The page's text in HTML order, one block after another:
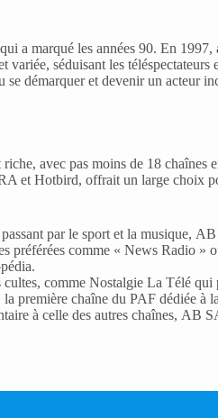
a marqué les années 90. En 1997,
séduisant les téléspectateurs
démarquer et devenir un acteur
avec pas moins de 18 chaînes
et Hotbird, offrait un large choix
par le sport et la musique,
préférées comme « News Radio »
comme Nostalgie La Télé qui
première chaîne du PAF dédiée à
à celle des autres chaînes, AB